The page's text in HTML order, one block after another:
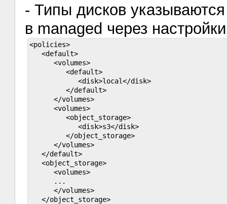
- Типы дисков
в managed через
<policies>
   <default>
      <volumes>
         <default>
            <disk>local</disk>
         </default>
      </volumes>
      <volumes>
         <object_storage>
            <disk>s3</disk>
         </object_storage>
      </volumes>
   </default>
   <object_storage>
      <volumes>
      ...
      </volumes>
   </object_storage>